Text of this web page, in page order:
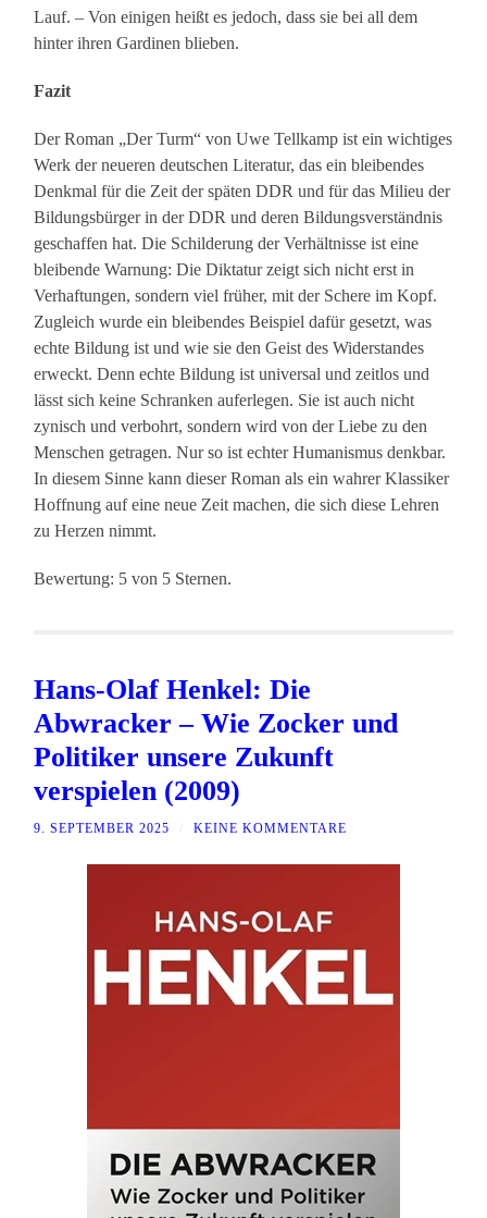
Lauf. – Von einigen heißt es jedoch, dass sie bei all dem
hinter ihren Gardinen blieben.
Fazit
Der Roman „Der Turm“ von Uwe Tellkamp ist ein wichtiges
Werk der neueren deutschen Literatur, das ein bleibendes
Denkmal für die Zeit der späten DDR und für das Milieu der
Bildungsbürger in der DDR und deren Bildungsverständnis
geschaffen hat. Die Schilderung der Verhältnisse ist eine
bleibende Warnung: Die Diktatur zeigt sich nicht erst in
Verhaftungen, sondern viel früher, mit der Schere im Kopf.
Zugleich wurde ein bleibendes Beispiel dafür gesetzt, was
echte Bildung ist und wie sie den Geist des Widerstandes
erweckt. Denn echte Bildung ist universal und zeitlos und
lässt sich keine Schranken auferlegen. Sie ist auch nicht
zynisch und verbohrt, sondern wird von der Liebe zu den
Menschen getragen. Nur so ist echter Humanismus denkbar.
In diesem Sinne kann dieser Roman als ein wahrer Klassiker
Hoffnung auf eine neue Zeit machen, die sich diese Lehren
zu Herzen nimmt.
Bewertung: 5 von 5 Sternen.
Hans-Olaf Henkel: Die
Abwracker – Wie Zocker und
Politiker unsere Zukunft
verspielen (2009)
9. SEPTEMBER 2025 KEINE KOMMENTARE